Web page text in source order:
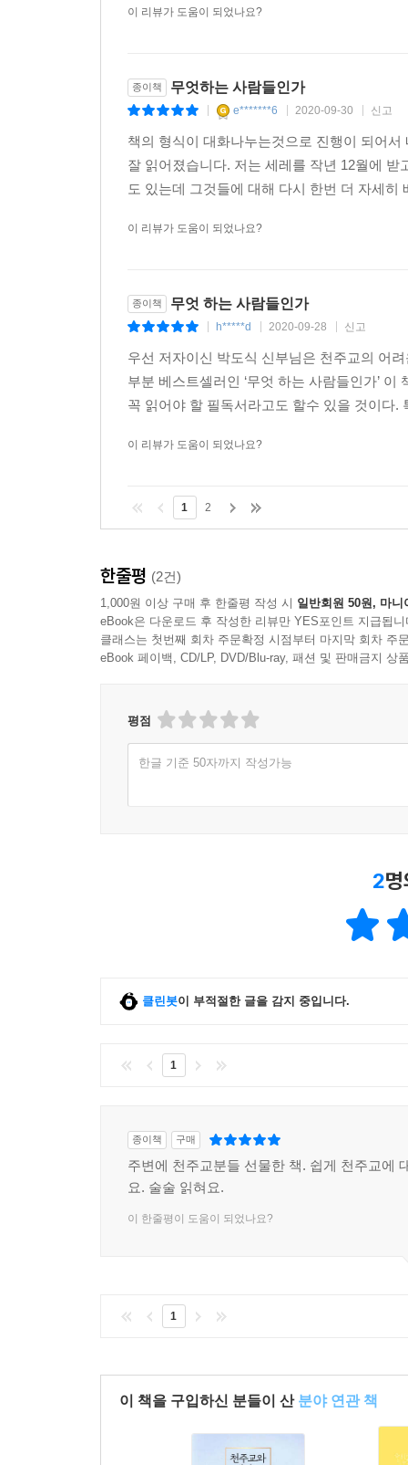
이 리뷰가 도움이 되었나요?
종이책 무엇하는 사람들인가
e*******6 2020-09-30 신고
책의 형식이 대화나누는것으로 진행이 되어
잘 읽어졌습니다. 저는 세레를 작년 12월에
도 있는데 그것들에 대해 다시 한번 더 자세
이 리뷰가 도움이 되었나요?
종이책 무엇 하는 사람들인가
h*****d 2020-09-28 신고
우선 저자이신 박도식 신부님은 천주교의 어
부분 베스트셀러인 ‘무엇 하는 사람들인가’
꼭 읽어야 할 필독서라고도 할수 있을 것이다
이 리뷰가 도움이 되었나요?
1 2
한줄평 (2건)
1,000원 이상 구매 후 한줄평 작성 시 일반회원 50원, 마니
eBook은 다운로드 후 작성한 리뷰만 YES포인트 지급됩니
클래스는 첫번째 회차 주문확정 시점부터 마지막 회차 주
eBook 페이백, CD/LP, DVD/Blu-ray, 패션 및 판매금지 상
평점
한글 기준 50자까지 작성가능
2
클린봇이 부적절한 글을 감지 중입니다.
1
종이책 구매
주변에 천주교분들 선물한 책. 쉽게 천주교에
요. 술술 읽혀요.
이 한줄평이 도움이 되었나요?
1
이 책을 구입하신 분들이 산 분야 연관 책